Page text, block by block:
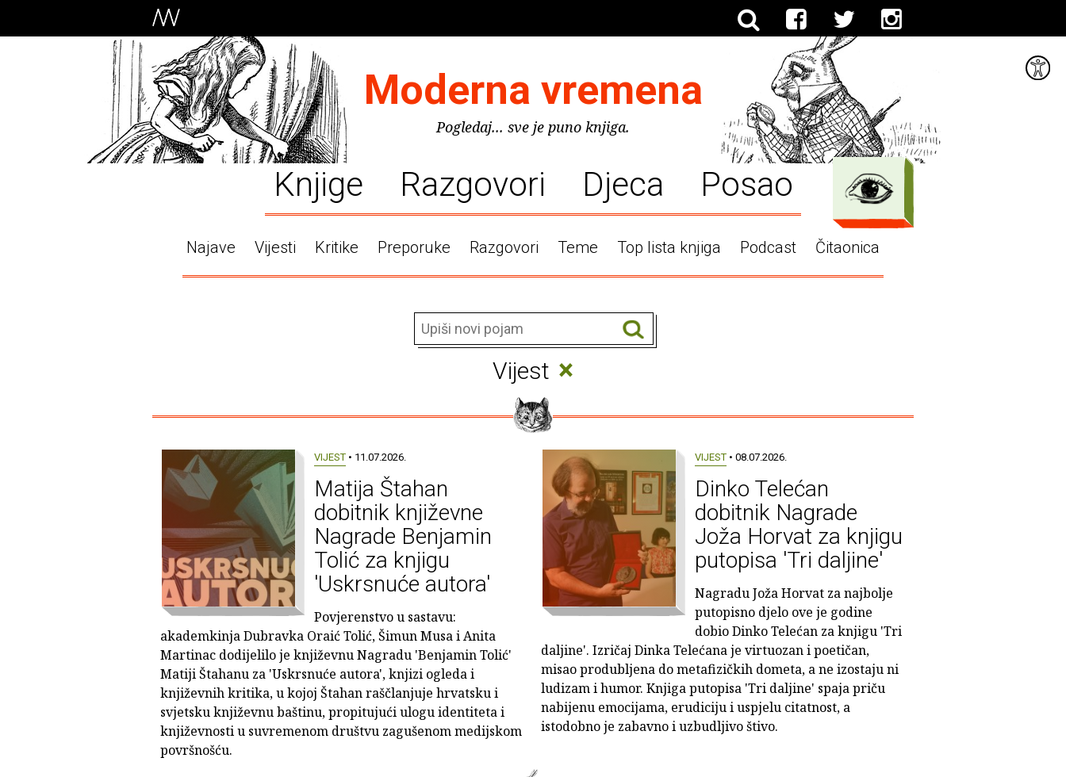
Moderna vremena
Pogledaj... sve je puno knjiga.
Knjige Razgovori Djeca Posao
Najave Vijesti Kritike Preporuke Razgovori Teme Top lista knjiga Podcast Čitaonica
Vijest ×
VIJEST • 11.07.2026.
Matija Štahan
dobitnik književne
Nagrade Benjamin
Tolić za knjigu
'Uskrsnuće autora'
Povjerenstvo u sastavu:
akademkinja Dubravka Oraić Tolić, Šimun Musa i Anita
Martinac dodijelilo je književnu Nagradu 'Benjamin Tolić'
Matiji Štahanu za 'Uskrsnuće autora', knjizi ogleda i
književnih kritika, u kojoj Štahan raščlanjuje hrvatsku i
svjetsku književnu baštinu, propitujući ulogu identiteta i
književnosti u suvremenom društvu zagušenom medijskom
površnošću.
VIJEST • 08.07.2026.
Dinko Telećan
dobitnik Nagrade
Joža Horvat za knjigu
putopisa 'Tri daljine'
Nagradu Joža Horvat za najbolje
putopisno djelo ove je godine
dobio Dinko Telećan za knjigu 'Tri
daljine'. Izričaj Dinka Telećana je virtuozan i poetičan,
misao produbljena do metafizičkih dometa, a ne izostaju ni
ludizam i humor. Knjiga putopisa 'Tri daljine' spaja priču
nabijenu emocijama, erudiciju i uspjelu citatnost, a
istodobno je zabavno i uzbudljivo štivo.